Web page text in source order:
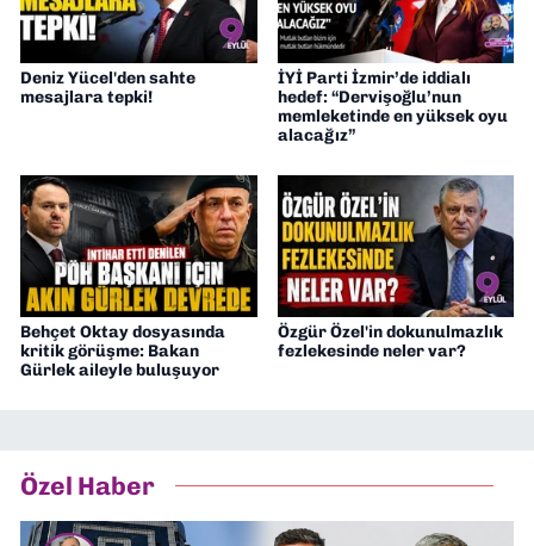
Deniz Yücel'den sahte
mesajlara tepki!
İYİ Parti İzmir’de iddialı
hedef: “Dervişoğlu’nun
memleketinde en yüksek oyu
alacağız”
Behçet Oktay dosyasında
kritik görüşme: Bakan
Gürlek aileyle buluşuyor
Özgür Özel'in dokunulmazlık
fezlekesinde neler var?
Özel Haber